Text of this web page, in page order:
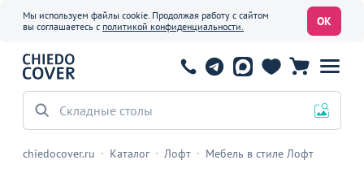
Мы используем файлы cookie. Продолжая работу с сайтом
вы соглашаетесь с политикой конфиденциальности. ОК
Складные столы
chiedocover.ru Каталог Лофт Мебель в стиле Лофт